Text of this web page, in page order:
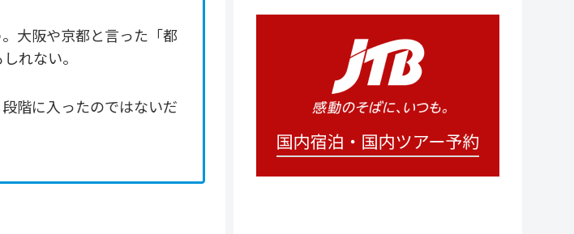
大阪や京都と言った「都
れない。
階に入ったのではないだ